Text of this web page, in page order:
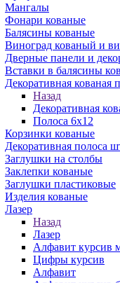
Мангалы
Фонари кованые
Балясины кованые
Виноград кованый и
Дверные панели и
Вставки в балясины
Декоративная кованая
Назад
Декоративная
Полоса 6х12
Корзинки кованые
Декоративная полоса
Заглушки на столбы
Заклепки кованые
Заглушки пластиковые
Изделия кованые
Лазер
Назад
Лазер
Алфавит курсив
Цифры курсив
Алфавит